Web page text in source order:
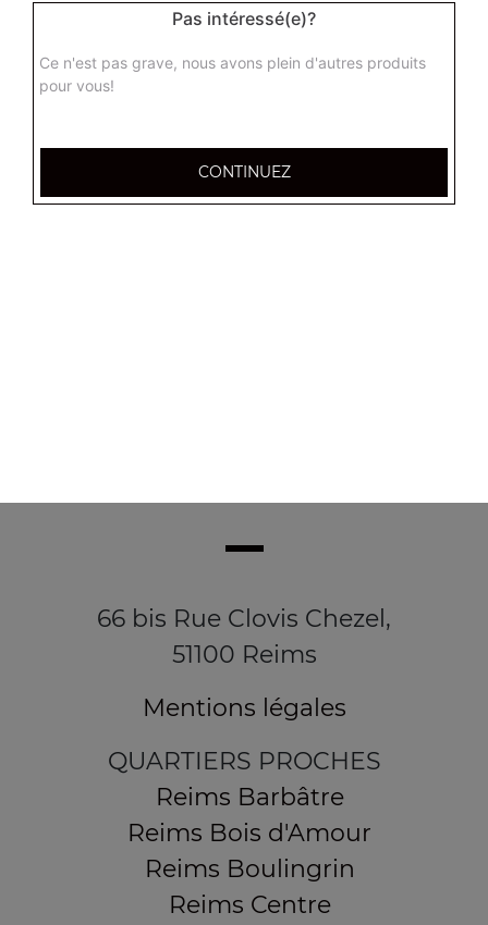
+ frites + 1 boisson 33 cl
Menu tacos 4 viandes
+ frites + 1 boisson 33 cl
66 bis Rue Clovis Chezel,
51100 Reims
Mentions légales
QUARTIERS PROCHES
Reims Barbâtre
Reims Bois d'Amour
Reims Boulingrin
Reims Centre
Pas intéressé(e)?
Ce n'est pas grave, nous avons plein d'autres produits
pour vous!
CONTINUEZ